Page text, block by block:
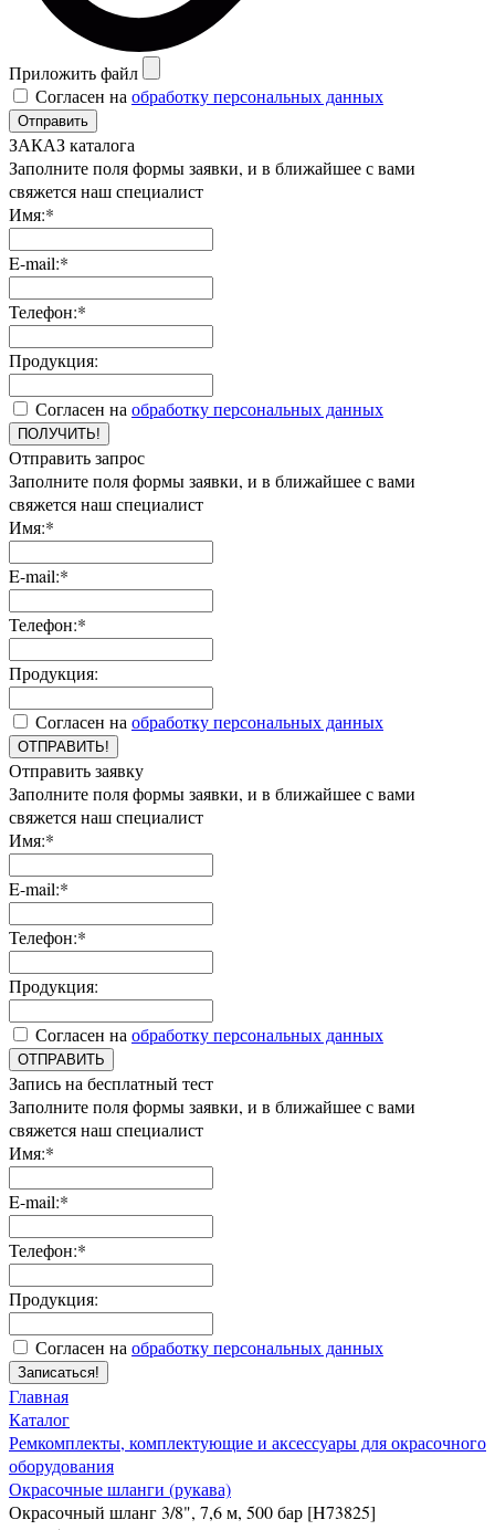
Приложить файл
Согласен на обработку персональных данных
Отправить
ЗАКАЗ каталога
Заполните поля формы заявки, и в ближайшее с вами
свяжется наш специалист
Имя:*
E-mail:*
Телефон:*
Продукция:
Согласен на обработку персональных данных
ПОЛУЧИТЬ!
Отправить запрос
Заполните поля формы заявки, и в ближайшее с вами
свяжется наш специалист
Имя:*
E-mail:*
Телефон:*
Продукция:
Согласен на обработку персональных данных
ОТПРАВИТЬ!
Отправить заявку
Заполните поля формы заявки, и в ближайшее с вами
свяжется наш специалист
Имя:*
E-mail:*
Телефон:*
Продукция:
Согласен на обработку персональных данных
ОТПРАВИТЬ
Запись на бесплатный тест
Заполните поля формы заявки, и в ближайшее с вами
свяжется наш специалист
Имя:*
E-mail:*
Телефон:*
Продукция:
Согласен на обработку персональных данных
Записаться!
Главная
Каталог
Ремкомплекты, комплектующие и аксессуары для окрасочного
оборудования
Окрасочные шланги (рукава)
Окрасочный шланг 3/8", 7,6 м, 500 бар [H73825]